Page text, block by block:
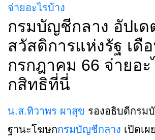
กรมบัญชีกลาง อัปเด
สวัสดิการแห่งรัฐ เดื
กรกฎาคม 66 จ่ายอะ
กสิทธิที่นี่
น.ส.ทิวาพร ผาสุข รองอธิบดีกรม
ฐานะโฆษกกรมบัญชีกลาง เปิดเผ